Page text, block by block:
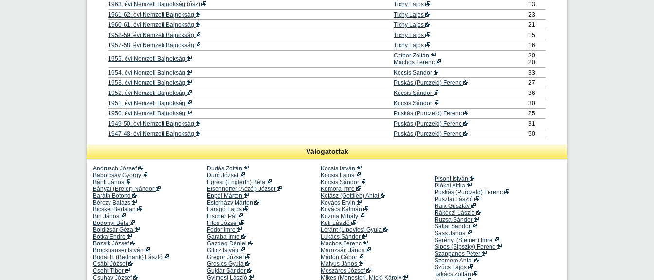
1963. évi Nemzeti Bajnokság (ősz)
Tichy Lajos
13
1961-62. évi Nemzeti Bajnokság
Tichy Lajos
23
1960-61. évi Nemzeti Bajnokság
Tichy Lajos
21
1958-59. évi Nemzeti Bajnokság
Tichy Lajos
15
1957-58. évi Nemzeti Bajnokság
Tichy Lajos
16
1955. évi Nemzeti Bajnokság
Czibor Zoltán
Machos Ferenc
20
20
1954. évi Nemzeti Bajnokság
Kocsis Sándor
33
1953. évi Nemzeti Bajnokság
Puskás (Purczeld) Ferenc
27
1952. évi Nemzeti Bajnokság
Kocsis Sándor
36
1951. évi Nemzeti Bajnokság
Kocsis Sándor
30
1950. évi Nemzeti Bajnokság
Puskás (Purczeld) Ferenc
25
1949-50. évi Nemzeti Bajnokság
Puskás (Purczeld) Ferenc
31
1947-48. évi Nemzeti Bajnokság
Puskás (Purczeld) Ferenc 50
Válogatottak
Andrusch József
Babolcsay György
Bánfi János
Bányai (Breier) Nándor
Baráth Botond
Bérczy Balázs
Bicskei Bertalan
Biri János
Bodonyi Béla
Boldizsár Géza
Botka Endre
Bozsik József
Brockhauser István
Budai II. (Bednarik) László
Csábi József
Csehi Tibor
Csuhay József
Dudás Zoltán
Duró József
Egresi (Englerth) Béla
Eisenhoffer (Aczél) József
Eppel Márton
Esterházy Márton
Faragó Lajos
Fischer Pál
Fitos József
Fodor Imre
Garaba Imre
Gazdag Dániel
Gilicz István
Gregor József
Grosics Gyula
Gujdár Sándor
Gyimesi László
Kocsis István
Kocsis Lajos
Kocsis Sándor
Komora Imre
Kotász (Gottlieb) Antal
Kovács Ervin
Kovács Kálmán
Kozma Mihály
Kuti László
Lóránt (Lipovics) Gyula
Lukács Sándor
Machos Ferenc
Marozsán János
Márton Gábor
Mátyus János
Mészáros József
Mikes (Monostori, Mick) Károly
Pisont István
Plókai Attila
Puskás (Purczeld) Ferenc
Pusztai László
Raix Gusztáv
Rákóczi László
Ruzsa Sándor
Sallai Sándor
Sass János
Serényi (Steiner) Imre
Sipos (Sipszky) Ferenc
Szappanos Péter
Szemere Antal
Szűcs Lajos
Takács Zoltán